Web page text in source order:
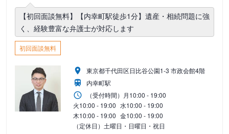
【初回面談無料】【内幸町駅徒歩1分】遺産・相続問題に強
く、経験豊富な弁護士が対応します
初回面談無料
東京都千代田区日比谷公園1-3 市政会館4階
内幸町駅
（受付時間） 月10:00 - 19:00
火10:00 - 19:00 水10:00 - 19:00
木10:00 - 19:00 金10:00 - 19:00
（定休日）土曜日・日曜日・祝日